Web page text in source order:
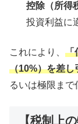
控除（所得
投資利益に
これにより、 「
（10%）を差し
るいは極限まで
【税制上